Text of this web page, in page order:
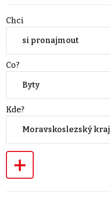
Chci
si pronajmout
Co?
Byty
Kde?
Moravskoslezský kraj
+